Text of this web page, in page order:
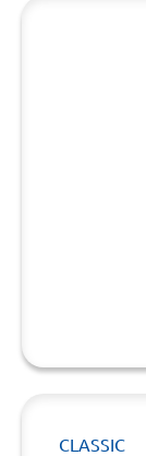
CLASSIC